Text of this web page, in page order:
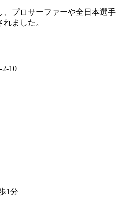
、プロサーファーや全日本選手
ました。
10
1分